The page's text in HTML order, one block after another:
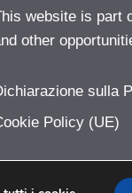
website is part
other
sulla
Policy (UE)